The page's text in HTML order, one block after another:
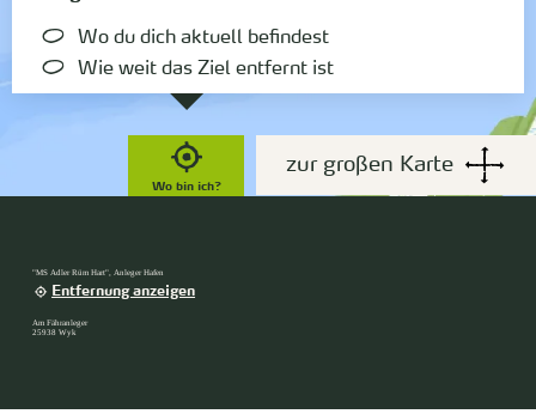
Wo bin ich?
Wo du dich aktuell befindest
Wie weit das Ziel entfernt ist
zur großen Karte
"MS Adler Rüm Hart", Anleger Hafen
Entfernung anzeigen
Am Fähranleger
25938 Wyk